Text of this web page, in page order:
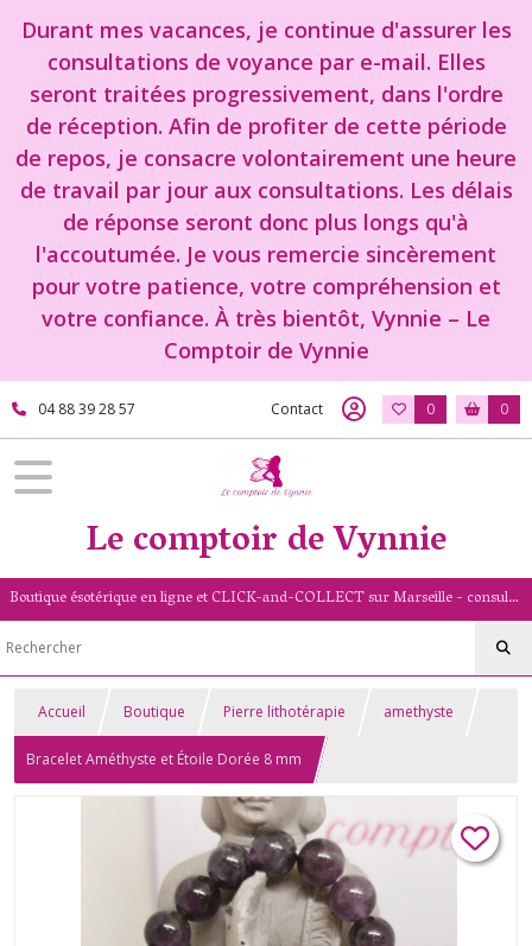
Durant mes vacances, je continue d'assurer les
consultations de voyance par e-mail. Elles
seront traitées progressivement, dans l'ordre
de réception. Afin de profiter de cette période
de repos, je consacre volontairement une heure
de travail par jour aux consultations. Les délais
de réponse seront donc plus longs qu'à
l'accoutumée. Je vous remercie sincèrement
pour votre patience, votre compréhension et
votre confiance. À très bientôt, Vynnie – Le
Comptoir de Vynnie
04 88 39 28 57 Contact 0 0
Le comptoir de Vynnie
Boutique ésotérique en ligne et CLICK-and-COLLECT sur Marseille - consultation de voyance par mail - livret numérologique (13/PACA)
Accueil Boutique Pierre lithotérapie amethyste
Bracelet Améthyste et Étoile Dorée 8 mm